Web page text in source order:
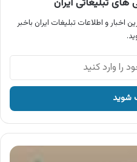
اخبار و اطلاعات تبلیغات ایران باخبر